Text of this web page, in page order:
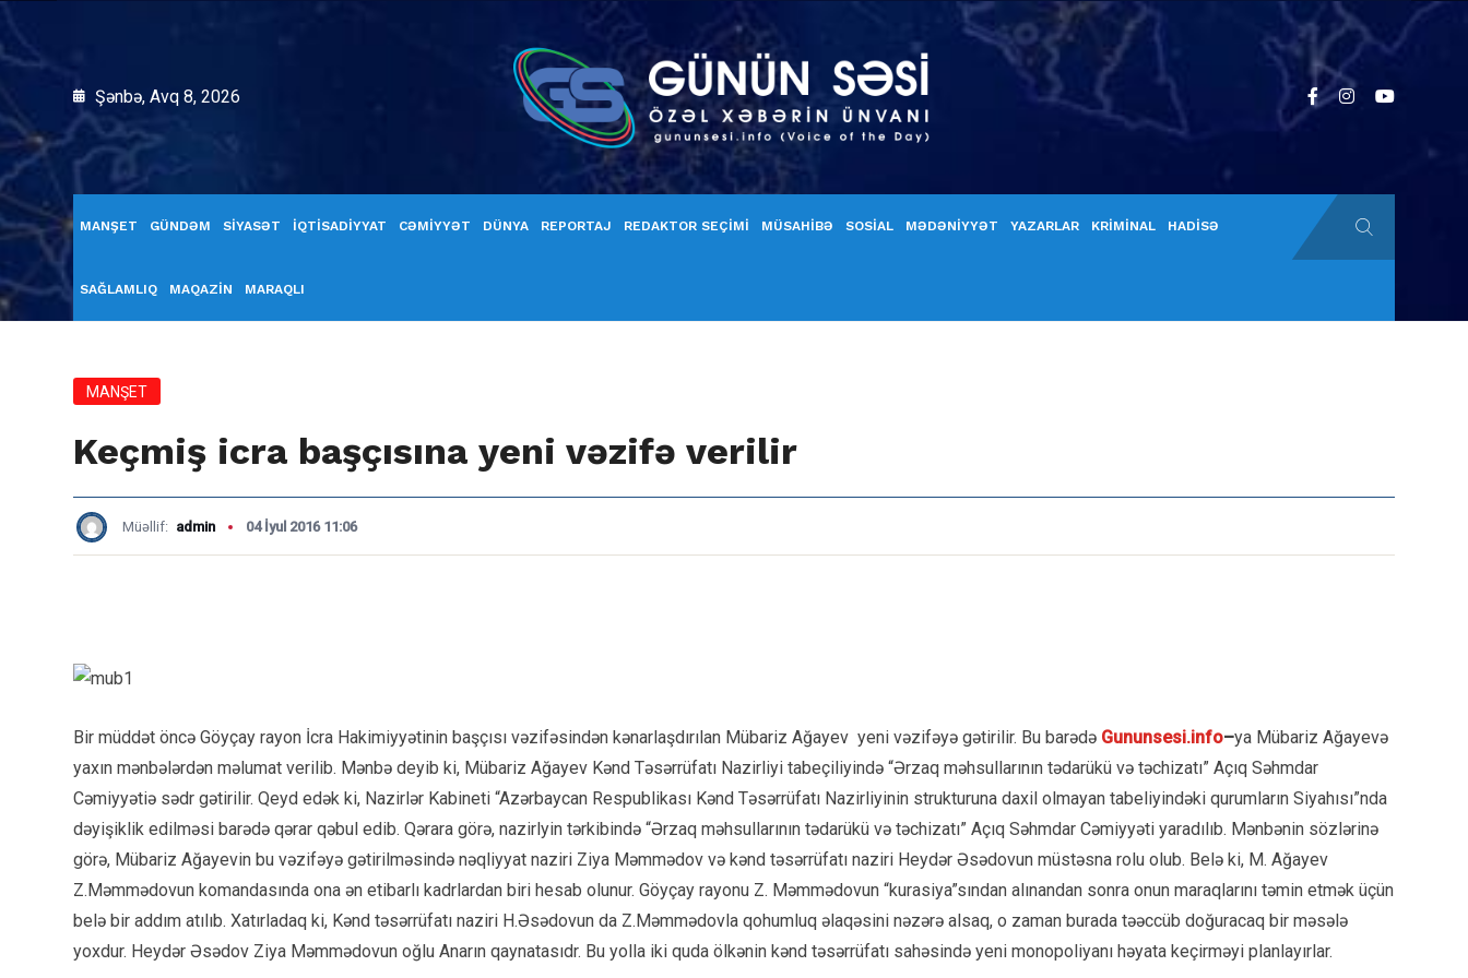
Şənbə, Avq 8, 2026
MANŞET GÜNDƏM SİYASƏT İQTİSADİYYAT CƏMİYYƏT DÜNYA REPORTAJ REDAKTOR SEÇİMİ MÜSAHİBƏ SOSİAL MƏDƏNİYYƏT YAZARLAR KRİMİNAL HADİSƏ
SAĞLAMLIQ MAQAZİN MARAQLI
MANŞET
Keçmiş icra başçısına yeni vəzifə verilir
Müəllif: admin 04 İyul 2016 11:06
Bir müddət öncə Göyçay rayon İcra Hakimiyyətinin başçısı vəzifəsindən kənarlaşdırılan Mübariz Ağayev yeni vəzifəyə gətirilir. Bu barədə Gununsesi.info–ya Mübariz Ağayevə
yaxın mənbələrdən məlumat verilib. Mənbə deyib ki, Mübariz Ağayev Kənd Təsərrüfatı Nazirliyi tabeçiliyində “Ərzaq məhsullarının tədarükü və təchizatı” Açıq Səhmdar
Cəmiyyətiə sədr gətirilir. Qeyd edək ki, Nazirlər Kabineti “Azərbaycan Respublikası Kənd Təsərrüfatı Nazirliyinin strukturuna daxil olmayan tabeliyindəki qurumların Siyahısı”nda
dəyişiklik edilməsi barədə qərar qəbul edib. Qərara görə, nazirlyin tərkibində “Ərzaq məhsullarının tədarükü və təchizatı” Açıq Səhmdar Cəmiyyəti yaradılıb. Mənbənin sözlərinə
görə, Mübariz Ağayevin bu vəzifəyə gətirilməsində nəqliyyat naziri Ziya Məmmədov və kənd təsərrüfatı naziri Heydər Əsədovun müstəsna rolu olub. Belə ki, M. Ağayev
Z.Məmmədovun komandasında ona ən etibarlı kadrlardan biri hesab olunur. Göyçay rayonu Z. Məmmədovun “kurasiya”sından alınandan sonra onun maraqlarını təmin etmək üçün
belə bir addım atılıb. Xatırladaq ki, Kənd təsərrüfatı naziri H.Əsədovun da Z.Məmmədovla qohumluq əlaqəsini nəzərə alsaq, o zaman burada təəccüb doğuracaq bir məsələ
yoxdur. Heydər Əsədov Ziya Məmmədovun oğlu Anarın qaynatasıdr. Bu yolla iki quda ölkənin kənd təsərrüfatı sahəsində yeni monopoliyanı həyata keçirməyi planlayırlar.